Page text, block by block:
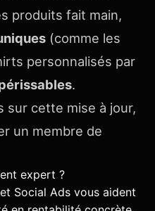
produits fait main,
(comme les
personnalisés par
.
sur cette mise à jour,
un membre de
expert ?
Social Ads vous aident